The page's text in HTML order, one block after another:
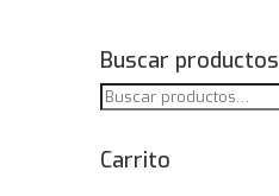
Buscar productos
Buscar
Carrito